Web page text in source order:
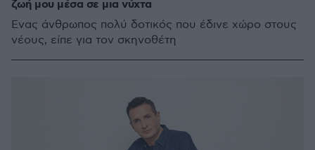
ζωή μου μέσα σε μια νύχτα
Ένας άνθρωπος πολύ δοτικός που έδινε χώρο στους
νέους, είπε για τον σκηνοθέτη